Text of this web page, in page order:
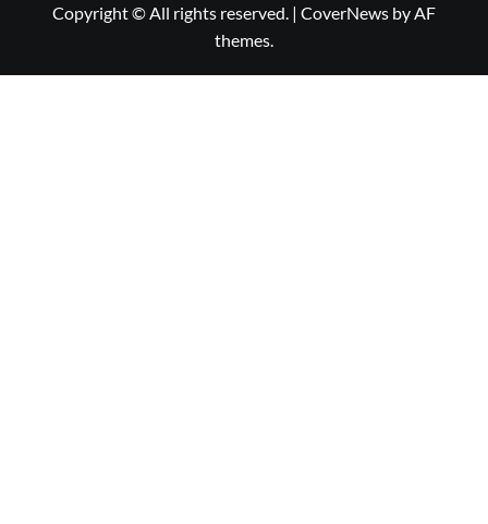
Copyright © All rights reserved. | CoverNews by AF
themes.